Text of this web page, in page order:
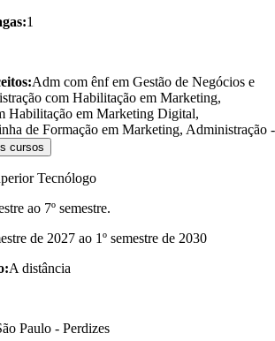
1
Adm com ênf em Gestão de Negócios e
com Habilitação em Marketing,
Habilitação em Marketing Digital,
de Formação em Marketing, Administração -
cursos
Tecnólogo
ao 7º semestre.
de 2027 ao 1º semestre de 2030
A distância
Paulo - Perdizes